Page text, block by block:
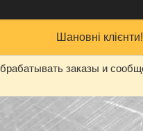
Шановні
заказы и